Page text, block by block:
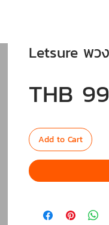
Letsure พว
THB
Add to Cart